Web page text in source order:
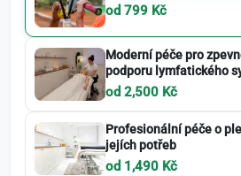
od 799 Kč
Moderní péče pro
podporu lymfatického
od 2,500 Kč
Profesionální péče o
jejích potřeb
od 1,490 Kč